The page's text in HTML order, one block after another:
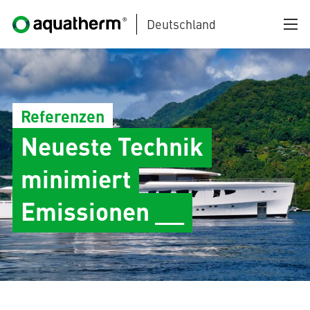
Zum Hauptinhalt springen
Deutschland
AQUATHERM BLACK
AQUATHERM BLUE
Referenzen
Neueste Technik
minimiert
Emissionen __